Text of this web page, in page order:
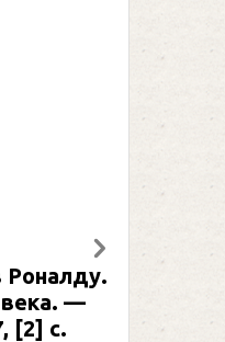
Роналду.
века. —
[2] с.
Следующий